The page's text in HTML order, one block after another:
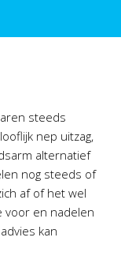
steeds
nep uitzag,
alternatief
nog steeds of
af of het wel
voor en nadelen
kan